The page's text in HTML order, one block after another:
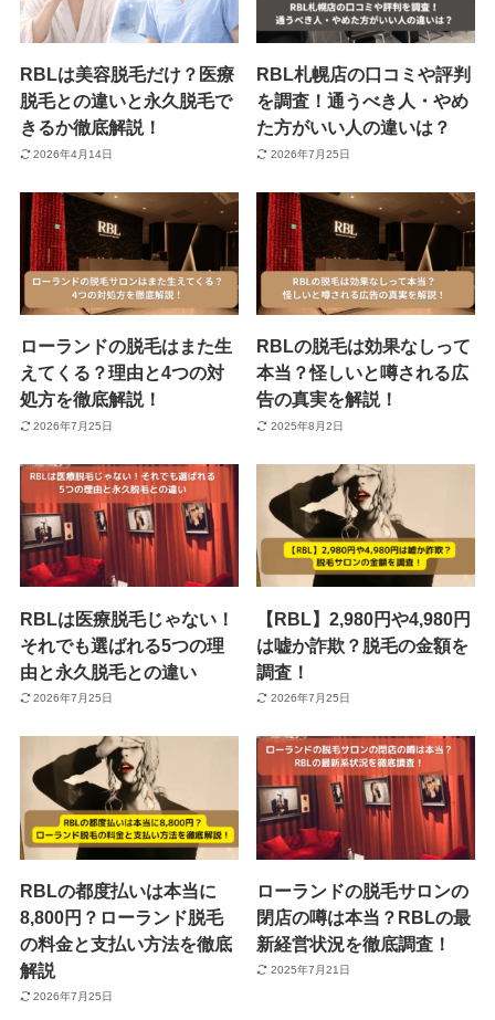
RBLは美容脱毛だけ？医療
脱毛との違いと永久脱毛で
きるか徹底解説！
2026年4月14日
RBL札幌店の口コミや評判
を調査！通うべき人・やめ
た方がいい人の違いは？
2026年7月25日
ローランドの脱毛はまた生
えてくる？理由と4つの対
処方を徹底解説！
2026年7月25日
RBLの脱毛は効果なしって
本当？怪しいと噂される広
告の真実を解説！
2025年8月2日
RBLは医療脱毛じゃない！
それでも選ばれる5つの理
由と永久脱毛との違い
2026年7月25日
【RBL】2,980円や4,980円
は嘘か詐欺？脱毛の金額を
調査！
2026年7月25日
RBLの都度払いは本当に
8,800円？ローランド脱毛
の料金と支払い方法を徹底
解説
2026年7月25日
ローランドの脱毛サロンの
閉店の噂は本当？RBLの最
新経営状況を徹底調査！
2025年7月21日